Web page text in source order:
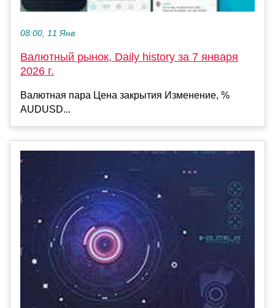
08:00, 11 Янв
Валютный рынок, Daily history за 7 января
2026 г.
Валютная пара Цена закрытия Изменение, %
AUDUSD...